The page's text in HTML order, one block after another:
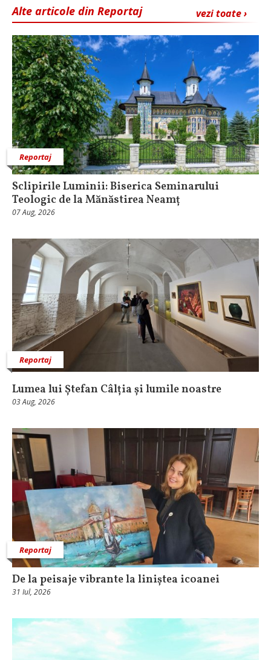
vezi toate ›
Alte articole din Reportaj
Reportaj
Sclipirile Luminii: Biserica Seminarului
Teologic de la Mănăstirea Neamț
07 Aug, 2026
Reportaj
Lumea lui Ștefan Câlția și lumile noastre
03 Aug, 2026
Reportaj
De la peisaje vibrante la liniștea icoanei
31 Iul, 2026